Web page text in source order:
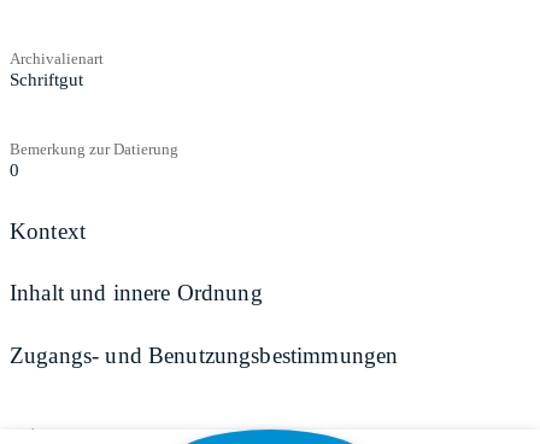
Archivalienart
Schriftgut
Bemerkung zur Datierung
0
Kontext
Inhalt und innere Ordnung
Zugangs- und Benutzungsbestimmungen
Teilen